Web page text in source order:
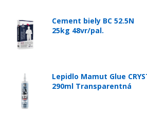
Cement biely BC 52.5N
25kg 48vr/pal.
Lepidlo Mamut Glue
290ml Transparentná